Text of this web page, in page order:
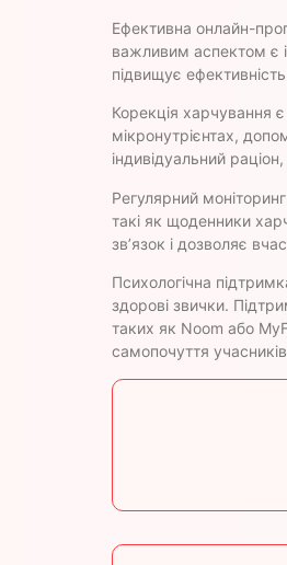
Ефективна онлайн-
важливим аспектом є
підвищує
Корекція харчування
мікронутрієнтах,
індивідуальний
Регулярний
такі як щоденники
зв’язок і дозволяє
Психологічна
здорові звички.
таких як Noom або
самопочуття